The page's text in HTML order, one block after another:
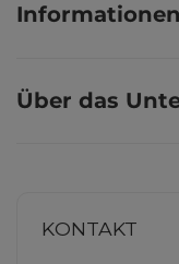
Informationen
Über das
KONTAKT